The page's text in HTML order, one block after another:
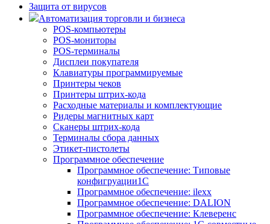
Защита от вирусов
Автоматизация торговли и бизнеса
POS-компьютеры
POS-мониторы
POS-терминалы
Дисплеи покупателя
Клавиатуры программируемые
Принтеры чеков
Принтеры штрих-кода
Расходные материалы и комплектующие
Ридеры магнитных карт
Сканеры штрих-кода
Терминалы сбора данных
Этикет-пистолеты
Программное обеспечение
Программное обеспечение: Типовые
конфигруации1С
Программное обеспечение: ilexx
Программное обеспечение: DALION
Программное обеспечение: Клеверенс